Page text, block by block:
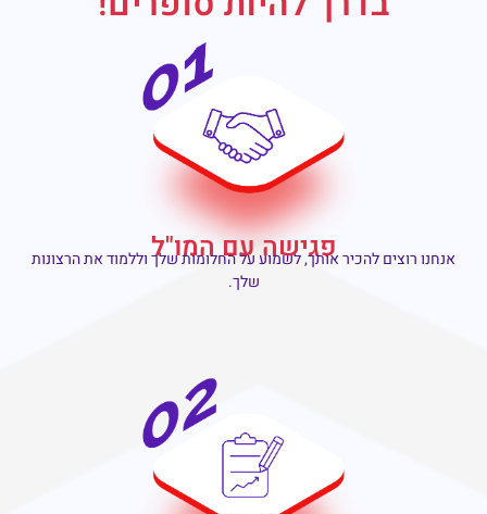
פגישה עם המו"ל
אנחנו רוצים להכיר אותך, לשמוע על החלומות שלך וללמוד את הרצונות
שלך.